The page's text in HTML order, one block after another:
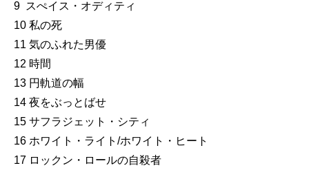
9 スぺイス・オディティ
10 私の死
11 気のふれた男優
12 時間
13 円軌道の幅
14 夜をぶっとばせ
15 サフラジェット・シティ
16 ホワイト・ライト/ホワイト・ヒート
17 ロックン・ロールの自殺者